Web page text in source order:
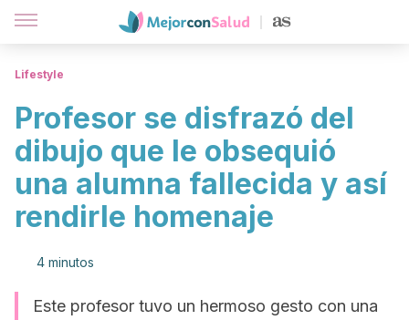
Lifestyle
Profesor se disfrazó del
dibujo que le obsequió
una alumna fallecida y así
rendirle homenaje
4 minutos
Este profesor tuvo un hermoso gesto con una